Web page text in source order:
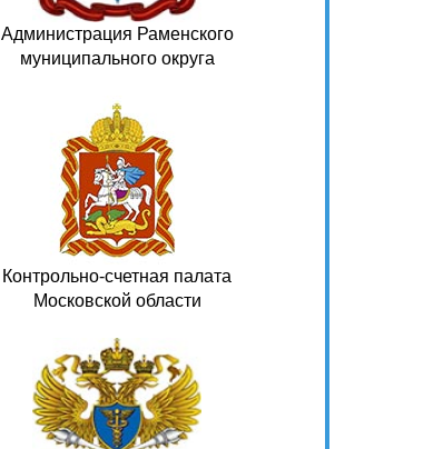
Администрация Раменского
муниципального округа
Контрольно-счетная палата
Московской области